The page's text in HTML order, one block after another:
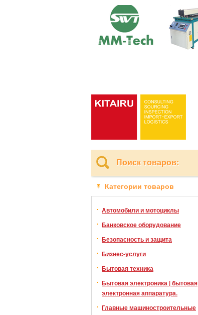
Поиск товаров:
Категории товаров
Автомобили и мотоциклы
Банковское оборудование
Безопасность и защита
Бизнес-услуги
Бытовая техника
Бытовая электроника | бытовая
электронная аппаратура.
Главные машиностроительные